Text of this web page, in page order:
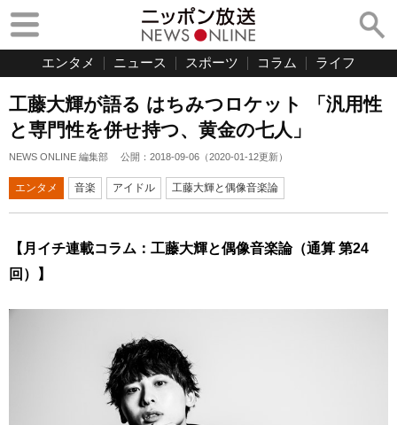
エンタメ ニュース スポーツ コラム ライフ
工藤大輝が語る はちみつロケット 「汎用性
と専門性を併せ持つ、黄金の七人」
NEWS ONLINE 編集部 公開： 2018-09-06 （2020-01-12更新）
エンタメ 音楽 アイドル 工藤大輝と偶像音楽論
【月イチ連載コラム：工藤大輝と偶像音楽論（通算 第24
回）】